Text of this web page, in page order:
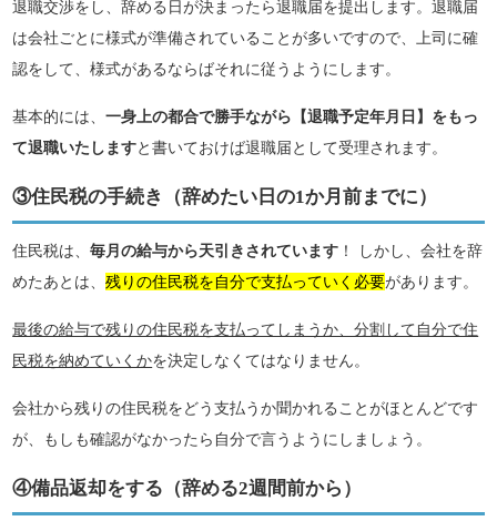
退職交渉をし、辞める日が決まったら退職届を提出します。退職届
は会社ごとに様式が準備されていることが多いですので、上司に確
認をして、様式があるならばそれに従うようにします。
基本的には、一身上の都合で勝手ながら【退職予定年月日】をもっ
て退職いたしますと書いておけば退職届として受理されます。
③住民税の手続き（辞めたい日の1か月前までに）
住民税は、毎月の給与から天引きされています ！ しかし、会社を辞
めたあとは、残りの住民税を自分で支払っていく必要があります。
最後の給与で残りの住民税を支払ってしまうか、分割して自分で住
民税を納めていくかを決定しなくてはなりません。
会社から残りの住民税をどう支払うか聞かれることがほとんどです
が、もしも確認がなかったら自分で言うようにしましょう。
④備品返却をする（辞める2週間前から）